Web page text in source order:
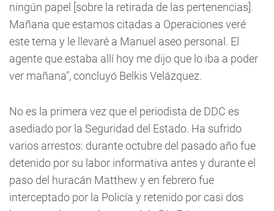
ningún papel [sobre la retirada de las pertenencias].
Mañana que estamos citadas a Operaciones veré
este tema y le llevaré a Manuel aseo personal. El
agente que estaba allí hoy me dijo que lo iba a poder
ver mañana", concluyó Belkis Velázquez.
No es la primera vez que el periodista de DDC es
asediado por la Seguridad del Estado. Ha sufrido
varios arrestos: durante octubre del pasado año fue
detenido por su labor informativa antes y durante el
paso del huracán Matthew y en febrero fue
interceptado por la Policía y retenido por casi dos